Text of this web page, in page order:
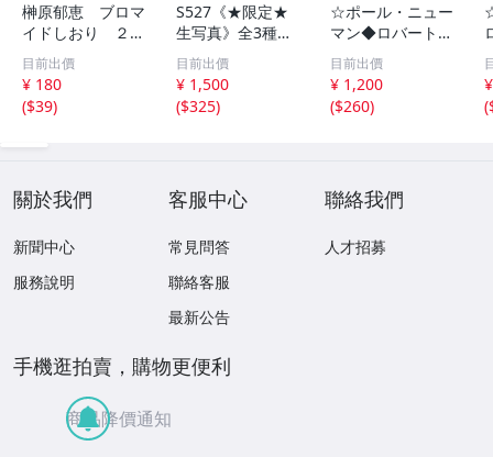
榊原郁恵 ブロマ
イドしおり ２枚
組 レトロ 送料
１１０円 未開封
目前出價
¥ 180
($39)
S527《★限定★
生写真》全3種セ
ット【井口裕香】
FLASH（フラッシ
ュ）2026年8月18
日・25日合併号
目前出價
¥ 1,500
($325)
☆ポール・ニュー
マン◆ロバート・
レッドフォード◆
サイン入り写真◆
30x20㎝☆
目前出價
¥ 1,200
($260)
(
關於我們
新聞中心
服務說明
客服中心
常見問答
聯絡客服
最新公告
聯絡我們
人才招募
手機逛拍賣，購物更便利
商品降價通知